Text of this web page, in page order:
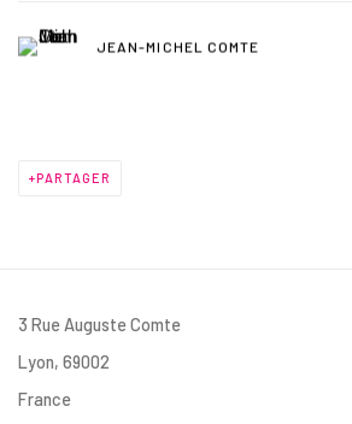
JEAN-MICHEL COMTE
PARTAGER
3 Rue Auguste Comte
Lyon, 69002
France